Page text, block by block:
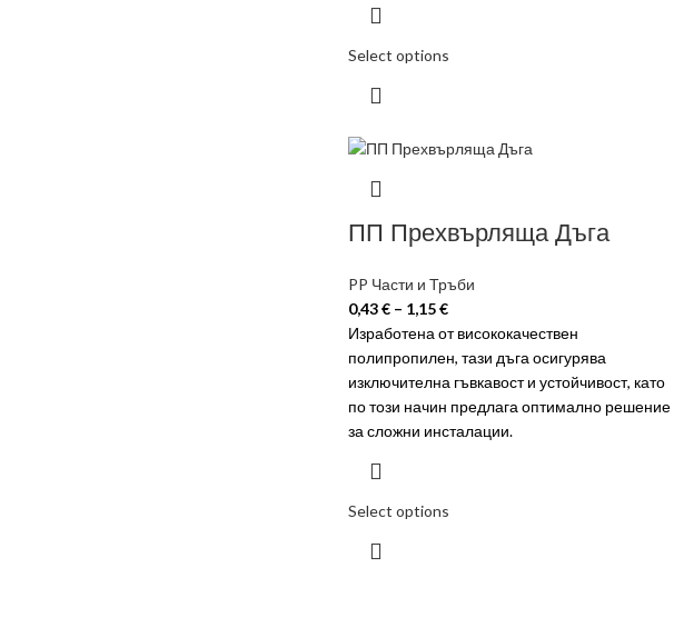
Select options
ПП Прехвърляща Дъга
PP Части и Тръби
0,43€ – 1,15€
Изработена от висококачествен
полипропилен, тази дъга осигурява
изключителна гъвкавост и устойчивост, като
по този начин предлага оптимално решение
за сложни инсталации.
Select options